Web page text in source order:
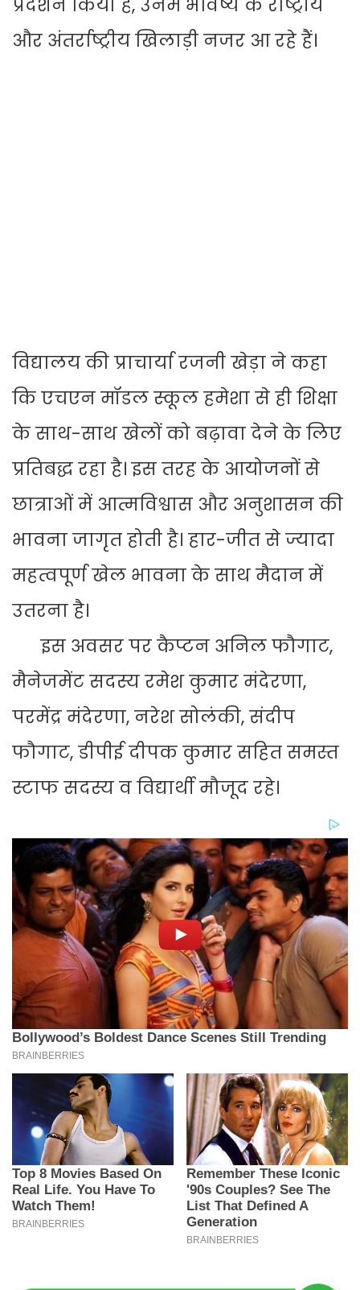
प्रदर्शन किया है, उनमें भविष्य के राष्ट्रीय
और अंतर्राष्ट्रीय खिलाड़ी नजर आ रहे हैं।
विद्यालय की प्राचार्या रजनी खेड़ा ने कहा
कि एचएन मॉडल स्कूल हमेशा से ही शिक्षा
के साथ-साथ खेलों को बढ़ावा देने के लिए
प्रतिबद्ध रहा है। इस तरह के आयोजनों से
छात्राओं में आत्मविश्वास और अनुशासन की
भावना जागृत होती है। हार-जीत से ज्यादा
महत्वपूर्ण खेल भावना के साथ मैदान में
उतरना है।
इस अवसर पर कैप्टन अनिल फौगाट,
मैनेजमेंट सदस्य रमेश कुमार मंदेरणा,
परमेंद्र मंदेरणा, नरेश सोलंकी, संदीप
फौगाट, डीपीई दीपक कुमार सहित समस्त
स्टाफ सदस्य व विद्यार्थी मौजूद रहे।